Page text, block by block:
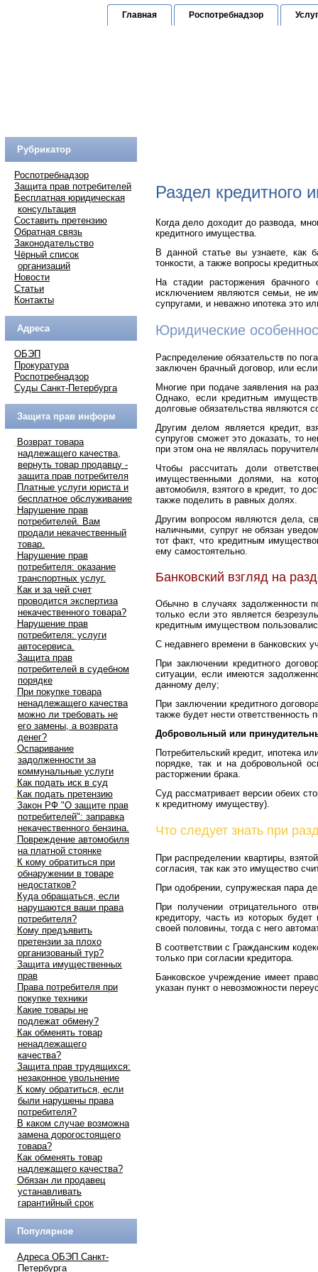
Главная Роспотребнадзор
Рубрикатор
Роспотребнадзор
Защита прав потребителей
Бесплатная юридическая
консультация
Составить претензию
Обратная связь
Законодательство
Чёрный список
организаций
Новости
Статьи
Контакты
Адреса
ОБЭП
Прокуратура
Роспотребнадзор
Суды Санкт-Петербурга
Защита прав информ
Возврат товара
надлежащего качества,
вернуть товар продавцу -
защита прав потребителя
Платные услуги юриста и
бесплатное обслуживание
Нарушение прав
потребителей. Вам
продали некачественный
товар.
Нарушение прав
потребителя: оказание
транспортных услуг.
Как и за чей счет
проводится экспертиза
некачественного товара?
Нарушение прав
потребителя: услуги
автосервиса.
Защита прав
потребителей в судебном
порядке
При покупке товара
ненадлежащего качества
можно ли требовать не
его замены, а возврата
денег?
Оспаривание
задолженности за
коммунальные услуги
Как подать иск в суд
Как подать претензию
Закон РФ "О защите прав
потребителей": заправка
некачественного бензина.
Повреждение автомобиля
на платной стоянке
К кому обратиться при
обнаружении в товаре
недостатков?
Куда обращаться, если
нарушаются ваши права
потребителя?
Кому предъявить
претензии за плохо
организованый тур?
Защита имущественных
прав
Права потребителя при
покупке техники
Какие товары не
подлежат обмену?
Как обменять товар
ненадлежащего
качества?
Защита прав трудящихся:
незаконное увольнение
К кому обратиться, если
были нарушены права
потребителя?
В каком случае возможна
замена дорогостоящего
товара?
Как обменять товар
надлежащего качества?
Обязан ли продавец
устанавливать
гарантийный срок
Популярное
Адреса ОБЭП Санкт-
Петербурга
Раздел кредитного
Когда дело доходит до развода,
кредитного имущества.
В данной статье вы узнаете, как
тонкости, а также вопросы
На стадии расторжения
исключением являются семьи, не
супругами, и неважно ипотека это
Юридические
Распределение обязательств по
заключен брачный договор, или
Многие при подаче заявления на
Однако, если кредитным
долговые обязательства являются
Другим делом является кредит,
супругов сможет это доказать, то
при этом она не являлась
Чтобы рассчитать доли
имущественными долями, на
автомобиля, взятого в кредит, то
также поделить в равных долях.
Другим вопросом являются дела,
наличными, супруг не обязан
тот факт, что кредитным
ему самостоятельно.
Банковский взгляд на
Обычно в случаях задолженности
только если это является
кредитным имуществом
С недавнего времени в банковских
При заключении кредитного
ситуации, если имеются
данному делу;
При заключении кредитного
также будет нести ответственность
Добровольный или
Потребительский кредит, ипотека
порядке, так и на добровольной
расторжении брака.
Суд рассматривает версии обеих
к кредитному имуществу).
Что следует знать при
При распределении квартиры,
согласия, так как это имущество
При одобрении, супружеская пара
При получении отрицательного
кредитору, часть из которых
своей половины, тогда с него
В соответствии с Гражданским
только при согласии кредитора.
Банковское учреждение имеет
указан пункт о невозможности